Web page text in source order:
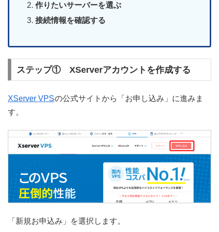
作りたいサーバーを選ぶ
接続情報を確認する
ステップ① XServerアカウントを作成する
XServer VPSの公式サイトから「お申し込み」に進みま
す。
「新規お申込み」を選択します。